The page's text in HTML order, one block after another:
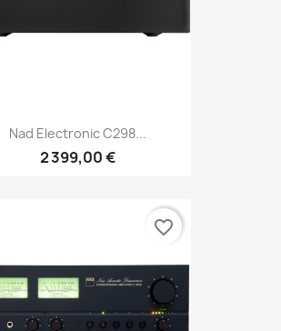
Nad Electronic C298...
2 399,00 €
favorite_border